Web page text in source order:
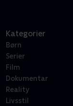
Kategorier
Børn
Serier
Film
Dokumentar
Reality
Livsstil